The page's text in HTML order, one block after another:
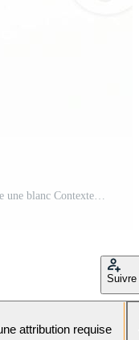
Suivre
attribution requise